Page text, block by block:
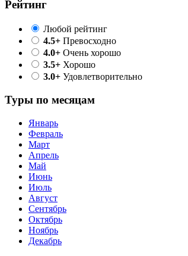
Рейтинг
Любой рейтинг
4.5+ Превосходно
4.0+ Очень хорошо
3.5+ Хорошо
3.0+ Удовлетворительно
Туры по месяцам
Январь
Февраль
Март
Апрель
Май
Июнь
Июль
Август
Сентябрь
Октябрь
Ноябрь
Декабрь